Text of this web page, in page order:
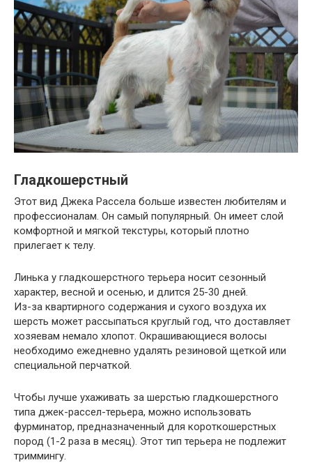
Гладкошерстный
Этот вид Джека Рассела больше известен любителям и
профессионалам. Он самый популярный. Он имеет слой
комфортной и мягкой текстуры, который плотно
прилегает к телу.
Линька у гладкошерстного терьера носит сезонный
характер, весной и осенью, и длится 25-30 дней.
Из-за квартирного содержания и сухого воздуха их
шерсть может рассыпаться круглый год, что доставляет
хозяевам немало хлопот. Окрашивающиеся волосы
необходимо ежедневно удалять резиновой щеткой или
специальной перчаткой.
Чтобы лучше ухаживать за шерстью гладкошерстного
типа джек-рассел-терьера, можно использовать
фурминатор, предназначенный для короткошерстных
пород (1-2 раза в месяц). Этот тип терьера не подлежит
триммингу.